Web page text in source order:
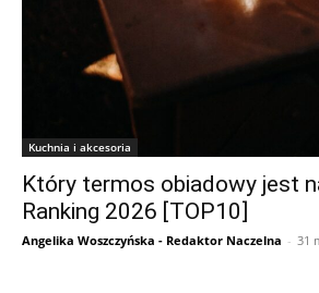
Kuchnia i akcesoria
Który termos obiadowy jest
Ranking 2026 [TOP10]
Angelika Woszczyńska - Redaktor Naczelna - 31